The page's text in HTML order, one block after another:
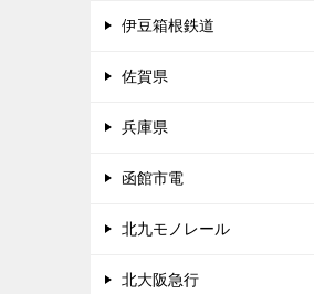
伊豆箱根鉄道
佐賀県
兵庫県
函館市電
北九モノレール
北大阪急行